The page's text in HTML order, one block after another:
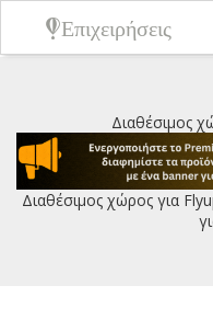
Διαθέσιμος
Διαθέσιμος χώρος για
Επιχειρήσεις